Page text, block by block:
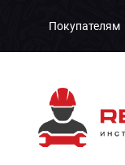
Покупателям